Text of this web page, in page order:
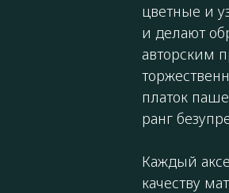
цветные и
и делают
авторским
платок
ранг
Каждый
качеству